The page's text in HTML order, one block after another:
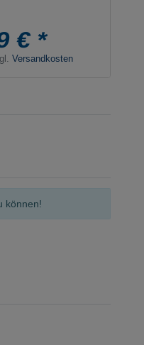
€ *
Versandkosten
können!